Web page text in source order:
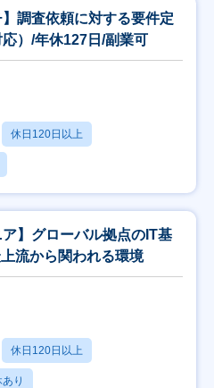
】調査依頼に対する要件定
）/年休127日/副業可
休日120日以上
ア】グローバル拠点のIT基
流から関われる環境
休日120日以上
り